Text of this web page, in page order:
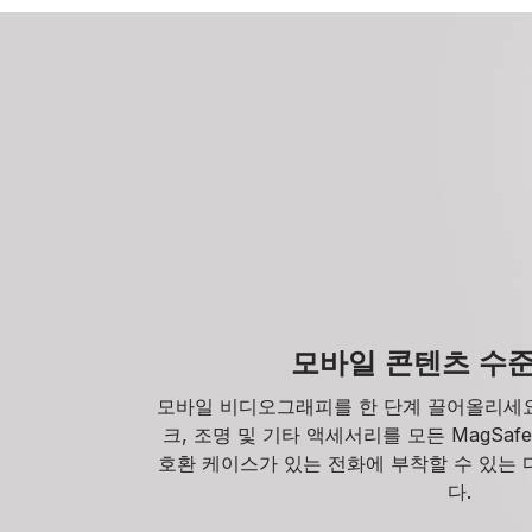
모바일 콘텐츠 수
모바일 비디오그래피를 한 단계 끌어올리
크, 조명 및 기타 액세서리를 모든
호환 케이스가 있는 전화에 부착할 수 있는
다.